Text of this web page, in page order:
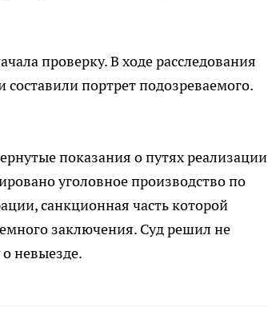
проверку. В ходе расследования
портрет подозреваемого.
показания о путях реализации
уголовное производство по
санкционная часть которой
заключения. Суд решил не
невыезде.